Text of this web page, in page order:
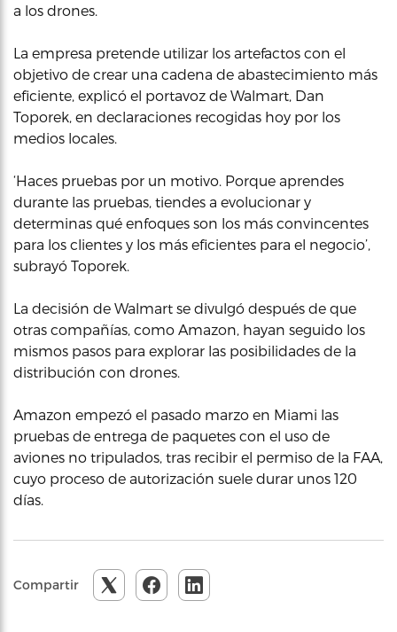
a los drones.
La empresa pretende utilizar los artefactos con el
objetivo de crear una cadena de abastecimiento más
eficiente, explicó el portavoz de Walmart, Dan
Toporek, en declaraciones recogidas hoy por los
medios locales.
‘Haces pruebas por un motivo. Porque aprendes
durante las pruebas, tiendes a evolucionar y
determinas qué enfoques son los más convincentes
para los clientes y los más eficientes para el negocio’,
subrayó Toporek.
La decisión de Walmart se divulgó después de que
otras compañías, como Amazon, hayan seguido los
mismos pasos para explorar las posibilidades de la
distribución con drones.
Amazon empezó el pasado marzo en Miami las
pruebas de entrega de paquetes con el uso de
aviones no tripulados, tras recibir el permiso de la FAA,
cuyo proceso de autorización suele durar unos 120
días.
Compartir